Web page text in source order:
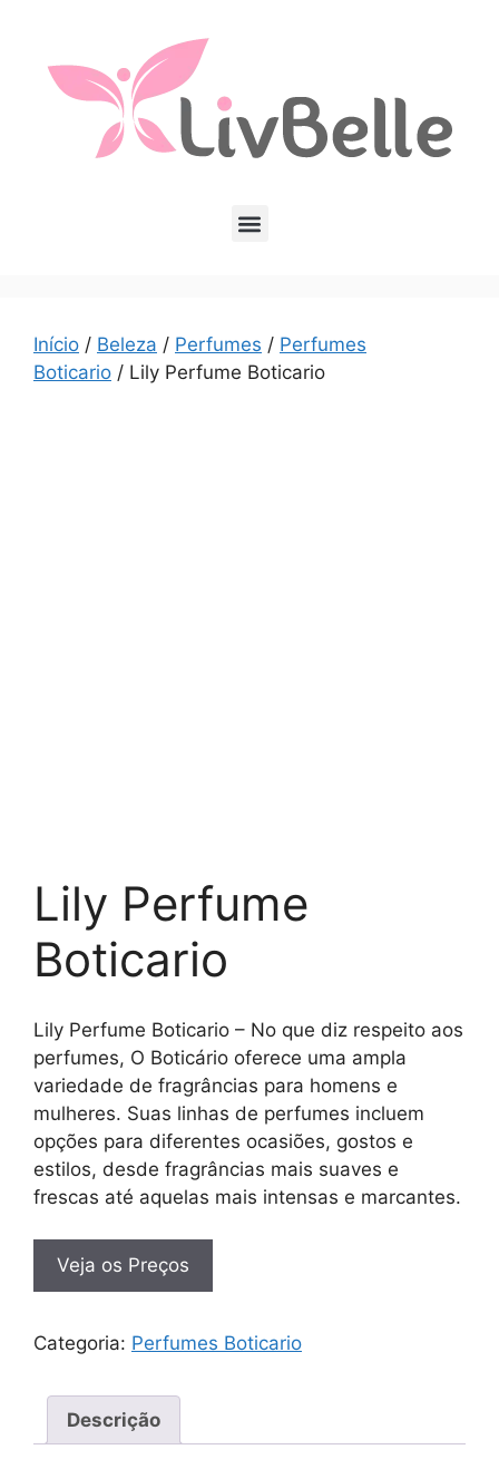
Início / Beleza / Perfumes / Perfumes
Boticario / Lily Perfume Boticario
Lily Perfume
Boticario
Lily Perfume Boticario – No que diz respeito aos
perfumes, O Boticário oferece uma ampla
variedade de fragrâncias para homens e
mulheres. Suas linhas de perfumes incluem
opções para diferentes ocasiões, gostos e
estilos, desde fragrâncias mais suaves e
frescas até aquelas mais intensas e marcantes.
Veja os Preços
Categoria: Perfumes Boticario
Descrição